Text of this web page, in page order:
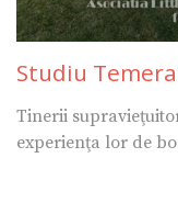
Studiu
Tinerii
experienţa lor de